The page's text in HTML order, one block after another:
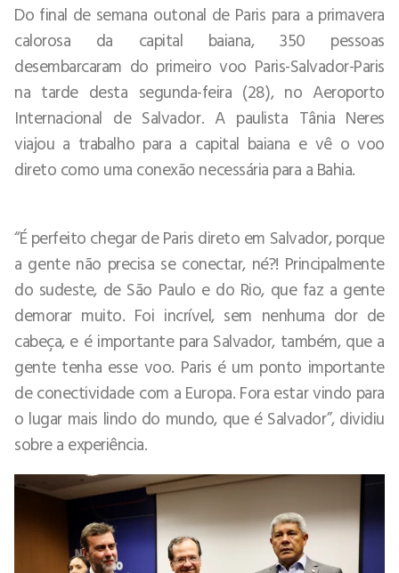
Do final de semana outonal de Paris para a primavera
calorosa da capital baiana, 350 pessoas
desembarcaram do primeiro voo Paris-Salvador-Paris
na tarde desta segunda-feira (28), no Aeroporto
Internacional de Salvador. A paulista Tânia Neres
viajou a trabalho para a capital baiana e vê o voo
direto como uma conexão necessária para a Bahia.
“É perfeito chegar de Paris direto em Salvador, porque
a gente não precisa se conectar, né?! Principalmente
do sudeste, de São Paulo e do Rio, que faz a gente
demorar muito. Foi incrível, sem nenhuma dor de
cabeça, e é importante para Salvador, também, que a
gente tenha esse voo. Paris é um ponto importante
de conectividade com a Europa. Fora estar vindo para
o lugar mais lindo do mundo, que é Salvador”, dividiu
sobre a experiência.